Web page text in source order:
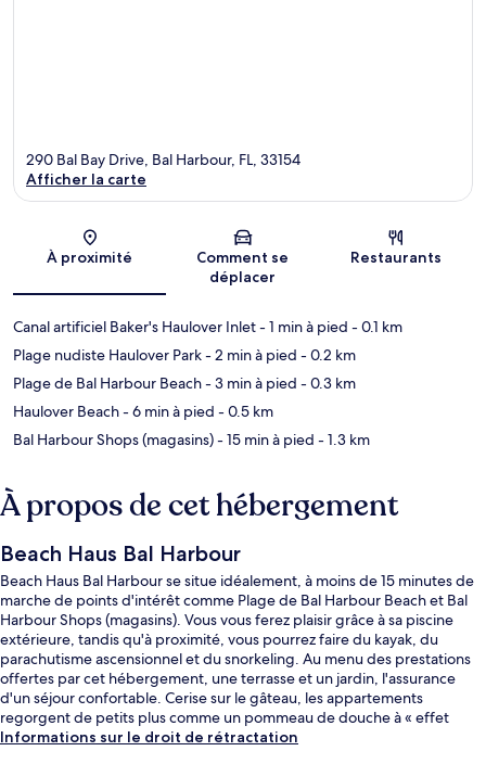
Carte
290 Bal Bay Drive, Bal Harbour, FL, 33154
Afficher la carte
À proximité
Comment se
déplacer
Restaurants
Canal artificiel Baker's Haulover Inlet- 1 min à pied - 0.1 km
Plage nudiste Haulover Park- 2 min à pied - 0.2 km
Plage de Bal Harbour Beach- 3 min à pied - 0.3 km
Haulover Beach- 6 min à pied - 0.5 km
Bal Harbour Shops (magasins)- 15 min à pied - 1.3 km
À propos de cet hébergement
Beach Haus Bal Harbour
Beach Haus Bal Harbour se situe idéalement, à moins de 15 minutes de
marche de points d'intérêt comme Plage de Bal Harbour Beach et Bal
Harbour Shops (magasins). Vous vous ferez plaisir grâce à sa piscine
extérieure, tandis qu'à proximité, vous pourrez faire du kayak, du
parachutisme ascensionnel et du snorkeling. Au menu des prestations
offertes par cet hébergement, une terrasse et un jardin, l'assurance
d'un séjour confortable. Cerise sur le gâteau, les appartements
regorgent de petits plus comme un pommeau de douche à « effet
pluie » et des articles de toilette de luxe.
Informations sur le droit de rétractation